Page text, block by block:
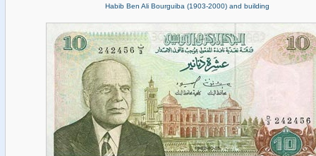
Habib Ben Ali Bourguiba (1903-2000) and building